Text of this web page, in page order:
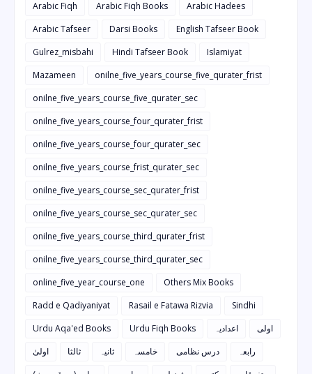
Arabic Fiqh
Arabic Fiqh Books
Arabic Hadees
Arabic Tafseer
Darsi Books
English Tafseer Book
Gulrez_misbahi
Hindi Tafseer Book
Islamiyat
Mazameen
onilne_five_years_course_five_qurater_frist
onilne_five_years_course_five_qurater_sec
onilne_five_years_course_four_qurater_frist
onilne_five_years_course_four_qurater_sec
onilne_five_years_course_frist_qurater_sec
onilne_five_years_course_sec_qurater_frist
onilne_five_years_course_sec_qurater_sec
onilne_five_years_course_third_qurater_frist
onilne_five_years_course_third_qurater_sec
online_five_year_course_one
Others Mix Books
Radd e Qadiyaniyat
Rasail e Fatawa Rizvia
Sindhi
Urdu Aqa'ed Books
Urdu Fiqh Books اعدادیہ
اولی
اولیٰ
ثالثا ثانیہ خامسہ درس نظامی
رابعہ